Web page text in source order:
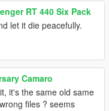
RT 440 Six Pack
let it die peacefully.
Camaro
it's the same old same
files ? seems